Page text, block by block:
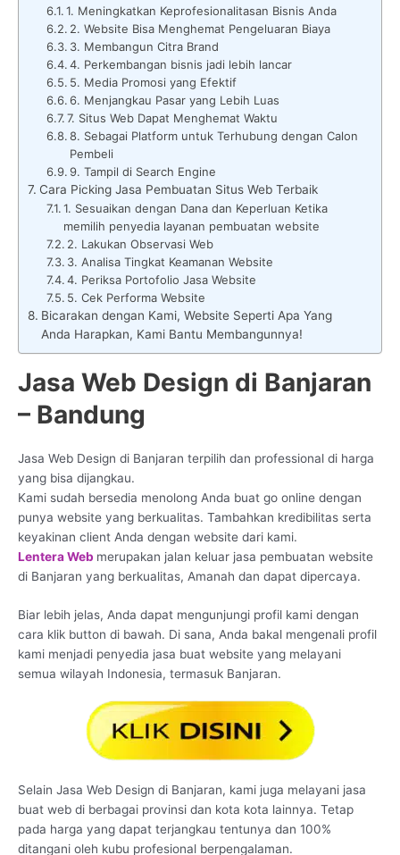
1. Meningkatkan Keprofesionalitasan Bisnis Anda
2. Website Bisa Menghemat Pengeluaran Biaya
3. Membangun Citra Brand
4. Perkembangan bisnis jadi lebih lancar
5. Media Promosi yang Efektif
6. Menjangkau Pasar yang Lebih Luas
7. Situs Web Dapat Menghemat Waktu
8. Sebagai Platform untuk Terhubung dengan Calon
Pembeli
9. Tampil di Search Engine
Cara Picking Jasa Pembuatan Situs Web Terbaik
1. Sesuaikan dengan Dana dan Keperluan Ketika
memilih penyedia layanan pembuatan website
2. Lakukan Observasi Web
3. Analisa Tingkat Keamanan Website
4. Periksa Portofolio Jasa Website
5. Cek Performa Website
Bicarakan dengan Kami, Website Seperti Apa Yang
Anda Harapkan, Kami Bantu Membangunnya!
Jasa Web Design di Banjaran
– Bandung
Jasa Web Design di Banjaran terpilih dan professional di harga
yang bisa dijangkau.
Kami sudah bersedia menolong Anda buat go online dengan
punya website yang berkualitas. Tambahkan kredibilitas serta
keyakinan client Anda dengan website dari kami.
Lentera Web merupakan jalan keluar jasa pembuatan website
di Banjaran yang berkualitas, Amanah dan dapat dipercaya.
Biar lebih jelas, Anda dapat mengunjungi profil kami dengan
cara klik button di bawah. Di sana, Anda bakal mengenali profil
kami menjadi penyedia jasa buat website yang melayani
semua wilayah Indonesia, termasuk Banjaran.
Selain Jasa Web Design di Banjaran, kami juga melayani jasa
buat web di berbagai provinsi dan kota kota lainnya. Tetap
pada harga yang dapat terjangkau tentunya dan 100%
ditangani oleh kubu profesional berpengalaman.